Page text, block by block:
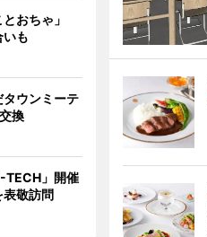
とおちゃ」
いも
ウンミーテ
換
TECH」開催
敬訪問